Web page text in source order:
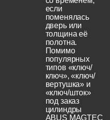
если
поменялась
дверь или
толщина её
полотна.
Помимо
популярных
типов «ключ/
ключ», «ключ/
вертушка» и
«ключ/шток»
под заказ
цилиндры
ABUS MAGTEC